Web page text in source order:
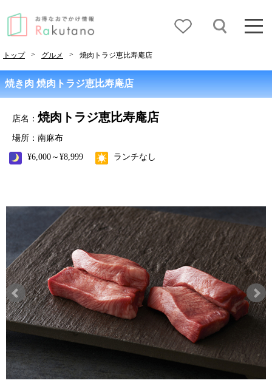
トップ > グルメ > 焼肉トラジ恵比寿庵店
焼き肉 焼肉トラジ恵比寿庵店
店名： 焼肉トラジ恵比寿庵店
場所：南麻布
¥6,000～¥8,999
ランチなし